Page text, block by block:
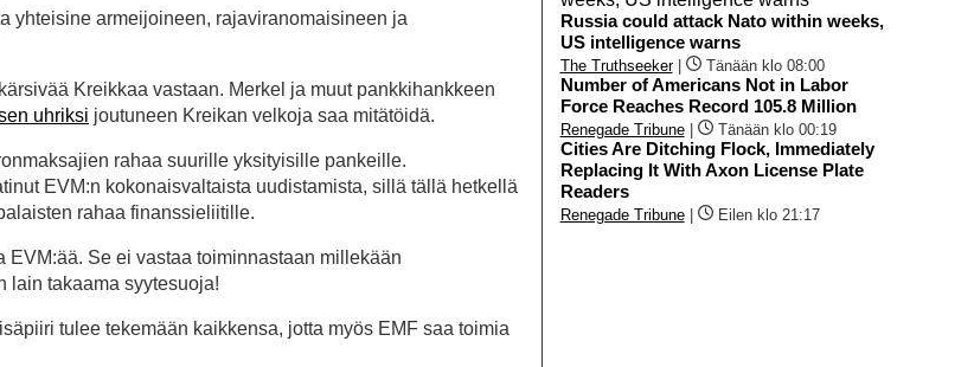
yhteisine armeijoineen, rajaviranomaisineen ja
Kreikkaa vastaan. Merkel ja muut pankkihankkeen
uhriksi joutuneen Kreikan velkoja saa mitätöidä.
rahaa suurille yksityisille pankeille.
EVM:n kokonaisvaltaista uudistamista, sillä tällä hetkellä
rahaa finanssieliitille.
Se ei vastaa toiminnastaan millekään
lain takaama syytesuoja!
tulee tekemään kaikkensa, jotta myös EMF saa toimia
Russia could attack Nato within weeks,
US intelligence warns
The Truthseeker| Tänään klo 08:00
Number of Americans Not in Labor
Force Reaches Record 105.8 Million
Renegade Tribune| Tänään klo 00:19
Cities Are Ditching Flock, Immediately
Replacing It With Axon License Plate
Readers
Renegade Tribune| Eilen klo 21:17